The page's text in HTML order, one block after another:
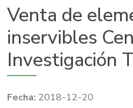
Venta de
inservibles
Investigación
2018-12-20